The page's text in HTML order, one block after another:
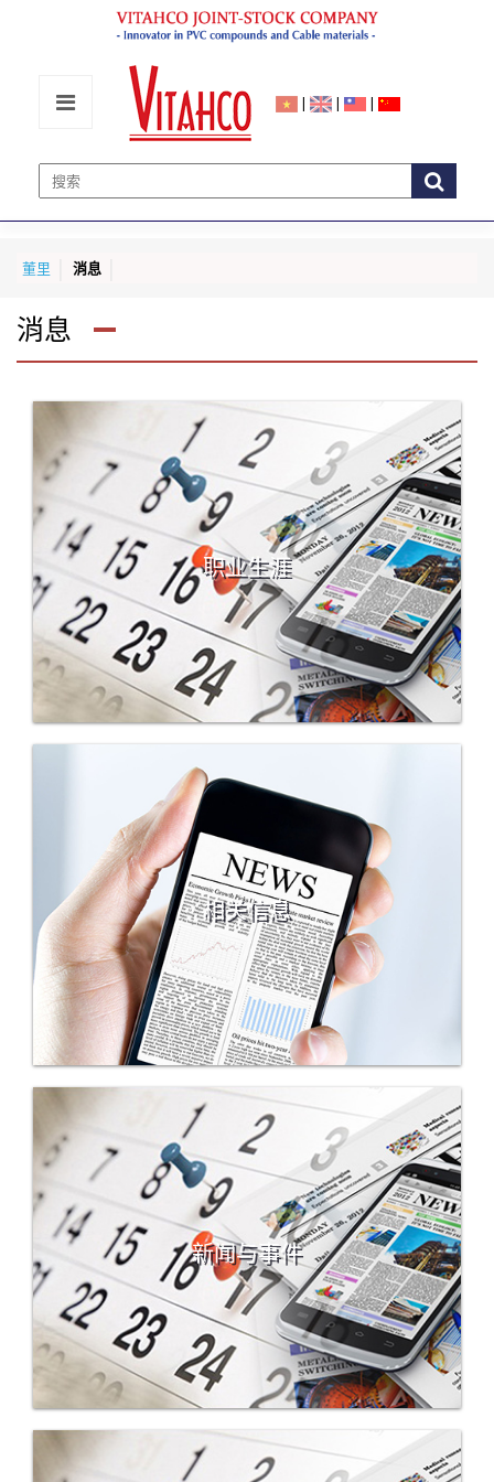
| | |
董里 消息
消息
职业生涯
相关信息
新闻与事件